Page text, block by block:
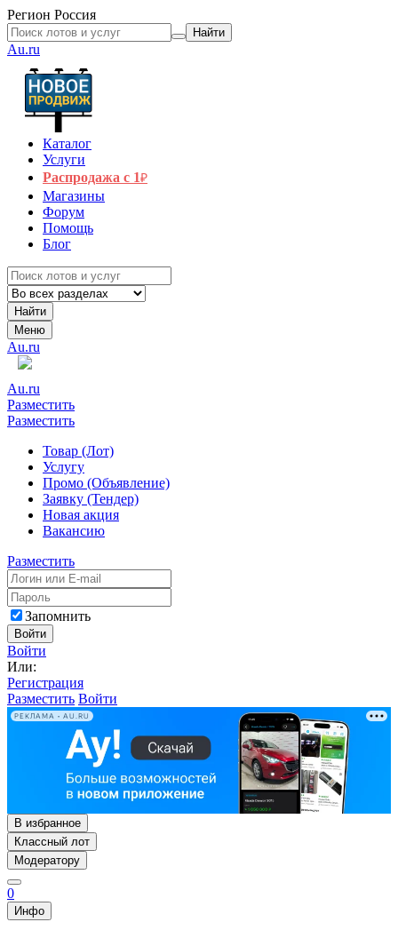
Регион Россия
Найти
Au.ru
Каталог
Услуги
Распродажа с 1₽
Магазины
Форум
Помощь
Блог
Найти
Меню
Au.ru
Au.ru
Разместить
Разместить
Товар (Лот)
Услугу
Промо (Объявление)
Заявку (Тендер)
Новая акция
Вакансию
Разместить
Запомнить
Войти
Войти
Или:
Регистрация
Разместить Войти
РЕКЛАМА • AU.RU
В избранное
Классный лот
Модератору
0
Инфо